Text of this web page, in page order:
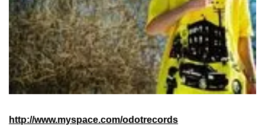
http://www.myspace.com/odotrecords